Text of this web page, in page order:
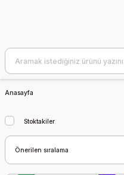
Anasayfa
Stoktakiler